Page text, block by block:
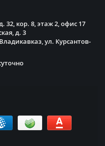
32, кор. 8, этаж 2, офис 17
д. 3
ул. Курсантов-